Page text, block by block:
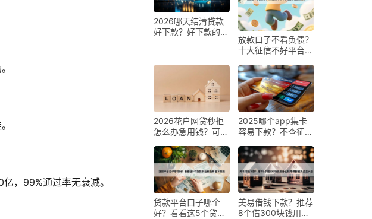
，99%通过率无衰减。
2026哪天结清贷款
好下款？好下款的小
款口子的小贷平台推
放款口子不看负债？
十大征信不好平台借
2026花户网贷秒拒
怎么办急用钱？可以
年必知这5个！本文
为您深度呈现！
2025哪个app集卡
容易下款？不查征信
10月19日内部技巧
攻略！顺便总结贷款
口子不查征信借钱
贷款平台口子哪个
好？看看这5个贷款
美易借钱下款？推荐
8个借300块钱用什